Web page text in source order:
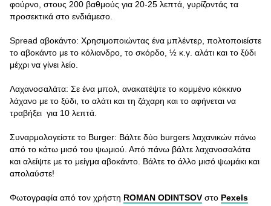
φούρνο, στους 200 βαθμούς για 20-25 λεπτά, γυρίζοντάς τα
προσεκτικά στο ενδιάμεσο.
Spread αβοκάντο: Χρησιμοποιώντας ένα μπλέντερ, πολτοποιείστε
το αβοκάντο με το κόλιανδρο, το σκόρδο, ½ κ.γ. αλάτι και το ξύδι
μέχρι να γίνει λείο.
Λαχανοσαλάτα: Σε ένα μπολ, ανακατέψτε το κομμένο κόκκινο
λάχανο με το ξύδι, το αλάτι και τη ζάχαρη και το αφήνεται να
τραβήξει για 10 λεπτά.
Συναρμολογείστε το Burger: Βάλτε δύο burgers λαχανικών πάνω
από το κάτω μισό του ψωμιού. Από πάνω βάλτε λαχανοσαλάτα
και αλείψτε με το μείγμα αβοκάντο. Βάλτε το άλλο μισό ψωμάκι και
απολαύστε!
Φωτογραφία από τον χρήστη ROMAN ODINTSOV στο Pexels